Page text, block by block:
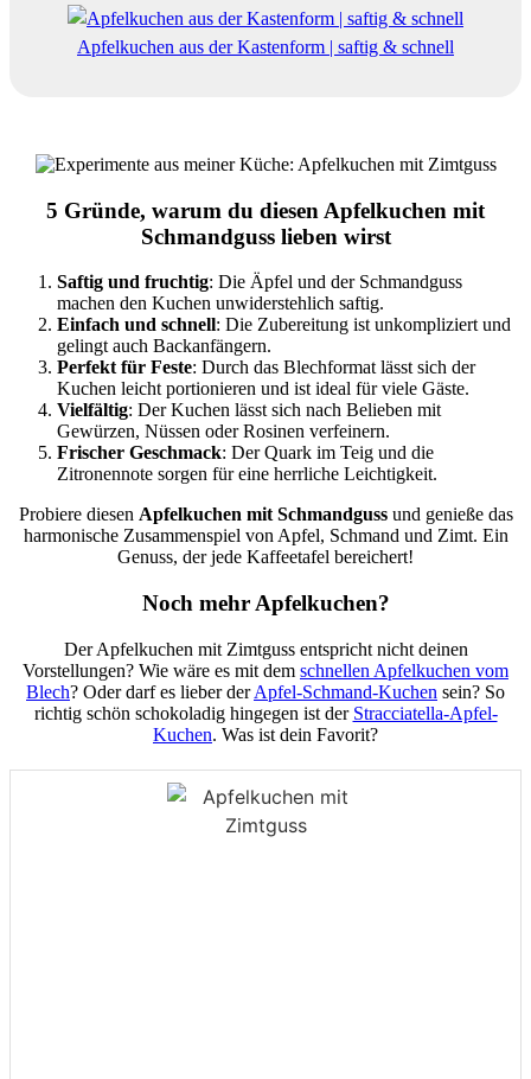
Apfelkuchen aus der Kastenform | saftig & schnell
5 Gründe, warum du diesen Apfelkuchen mit
Schmandguss lieben wirst
Saftig und fruchtig: Die Äpfel und der Schmandguss
machen den Kuchen unwiderstehlich saftig.
Einfach und schnell: Die Zubereitung ist unkompliziert und
gelingt auch Backanfängern.
Perfekt für Feste: Durch das Blechformat lässt sich der
Kuchen leicht portionieren und ist ideal für viele Gäste.
Vielfältig: Der Kuchen lässt sich nach Belieben mit
Gewürzen, Nüssen oder Rosinen verfeinern.
Frischer Geschmack: Der Quark im Teig und die
Zitronennote sorgen für eine herrliche Leichtigkeit.
Probiere diesen Apfelkuchen mit Schmandgussund genieße das
harmonische Zusammenspiel von Apfel, Schmand und Zimt. Ein
Genuss, der jede Kaffeetafel bereichert!
Noch mehr Apfelkuchen?
Der Apfelkuchen mit Zimtguss entspricht nicht deinen
Vorstellungen? Wie wäre es mit dem schnellen Apfelkuchen vom
Blech? Oder darf es lieber derApfel-Schmand-Kuchen sein? So
richtig schön schokoladig hingegen ist der Stracciatella-Apfel-
Kuchen. Was ist dein Favorit?